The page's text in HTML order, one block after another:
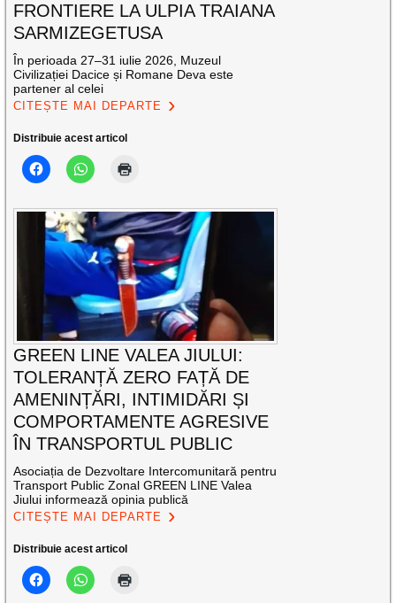
FRONTIERE LA ULPIA TRAIANA
SARMIZEGETUSA
În perioada 27–31 iulie 2026, Muzeul
Civilizației Dacice și Romane Deva este
partener al celei
CITEȘTE MAI DEPARTE
Distribuie acest articol
GREEN LINE VALEA JIULUI:
TOLERANȚĂ ZERO FAȚĂ DE
AMENINȚĂRI, INTIMIDĂRI ȘI
COMPORTAMENTE AGRESIVE
ÎN TRANSPORTUL PUBLIC
Asociația de Dezvoltare Intercomunitară pentru
Transport Public Zonal GREEN LINE Valea
Jiului informează opinia publică
CITEȘTE MAI DEPARTE
Distribuie acest articol